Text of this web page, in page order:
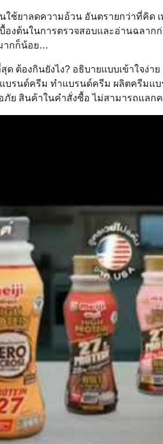
ใช้ยาลดความอ้วน อันตรายกว่าที่คิด
องต้นในการตรวจสอบและอ่านฉลา
ากก็น้อย…
ต้องกินยังไง? อธิบายแบบเข้าใจง่
รนด์ครีม ทำแบรนด์ครีม ผลิตครีมแบ
ย สินค้าในคำสั่งซื้อ ไม่สามารถแลกค